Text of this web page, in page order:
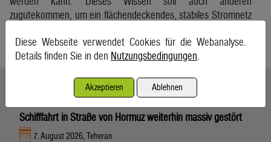
zugutekommen, um ein flächendeckendes, stabiles Stromnetz
Kleine Zeitung
Ähnliche Artikel weiterlesen
Schifffahrt in Straße von Hormuz weiterhin massiv gestört
7. August 2026, Teheran
Diese Webseite verwendet Cookies für die Webanalyse.
Details finden Sie in den Nutzungsbedingungen.
Akzeptieren Ablehnen